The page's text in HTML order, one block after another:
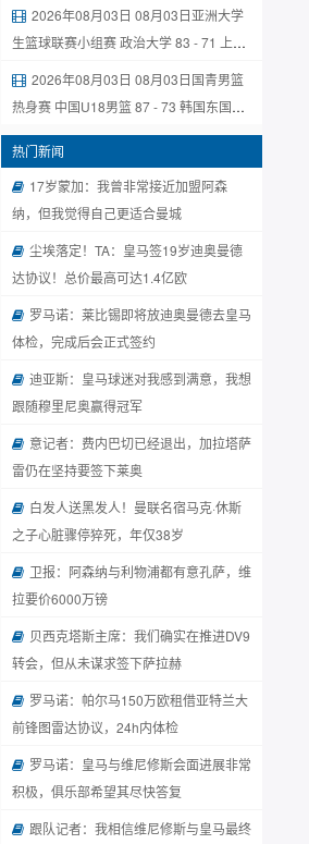
2026年08月03日 08月03日亚洲大学
生篮球联赛小组赛 政治大学 83 - 71 上海
交通大学 集锦
2026年08月03日 08月03日国青男篮
热身赛 中国U18男篮 87 - 73 韩国东国大
学 集锦
热门新闻
17岁蒙加：我曾非常接近加盟阿森
纳，但我觉得自己更适合曼城
尘埃落定！TA：皇马签19岁迪奥曼德
达协议！总价最高可达1.4亿欧
罗马诺：莱比锡即将放迪奥曼德去皇马
体检，完成后会正式签约
迪亚斯：皇马球迷对我感到满意，我想
跟随穆里尼奥赢得冠军
意记者：费内巴切已经退出，加拉塔萨
雷仍在坚持要签下莱奥
白发人送黑发人！曼联名宿马克·休斯
之子心脏骤停猝死，年仅38岁
卫报：阿森纳与利物浦都有意孔萨，维
拉要价6000万镑
贝西克塔斯主席：我们确实在推进DV9
转会，但从未谋求签下萨拉赫
罗马诺：帕尔马150万欧租借亚特兰大
前锋图雷达协议，24h内体检
罗马诺：皇马与维尼修斯会面进展非常
积极，俱乐部希望其尽快答复
跟队记者：我相信维尼修斯与皇马最终